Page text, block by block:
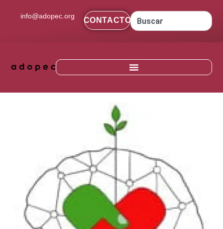
info@adopec.org CONTACTO